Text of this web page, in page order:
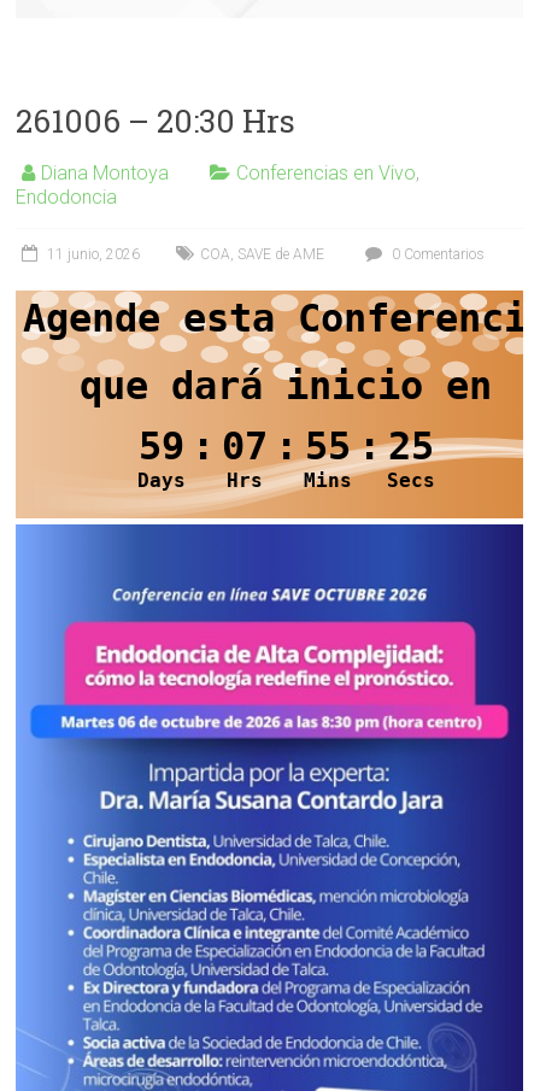
261006 – 20:30 Hrs
Diana Montoya Conferencias en Vivo,
Endodoncia
11 junio, 2026 COA, SAVE de AME 0 Comentarios